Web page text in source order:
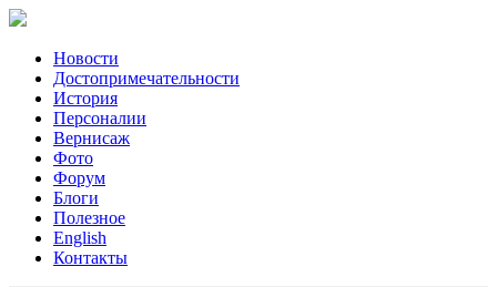
Новости
Достопримечательности
История
Персоналии
Вернисаж
Фото
Форум
Блоги
Полезное
English
Контакты